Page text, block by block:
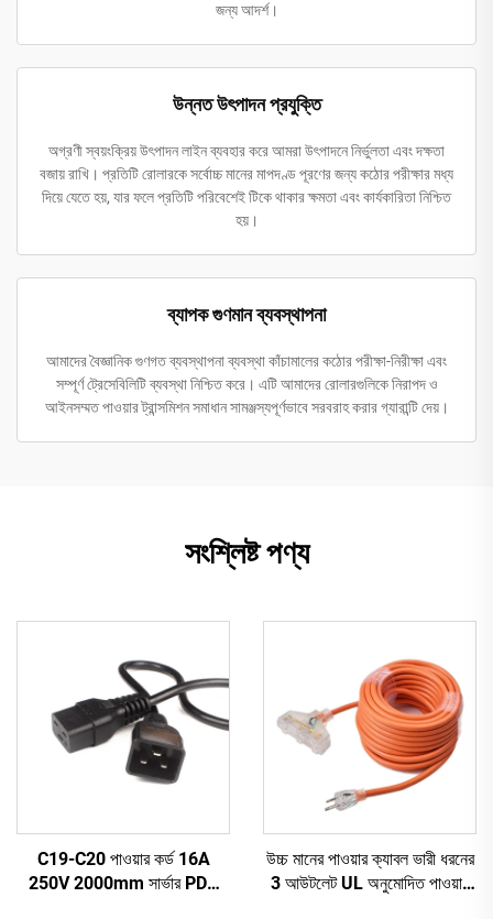
জন্য আদর্শ।
উন্নত উৎপাদন প্রযুক্তি
অগ্রণী স্বয়ংক্রিয় উৎপাদন লাইন ব্যবহার করে আমরা উৎপাদনে নির্ভুলতা এবং দক্ষতা
বজায় রাখি। প্রতিটি রোলারকে সর্বোচ্চ মানের মাপদণ্ড পূরণের জন্য কঠোর পরীক্ষার মধ্য
দিয়ে যেতে হয়, যার ফলে প্রতিটি পরিবেশেই টিকে থাকার ক্ষমতা এবং কার্যকারিতা নিশ্চিত
হয়।
ব্যাপক গুণমান ব্যবস্থাপনা
আমাদের বৈজ্ঞানিক গুণগত ব্যবস্থাপনা ব্যবস্থা কাঁচামালের কঠোর পরীক্ষা-নিরীক্ষা এবং
সম্পূর্ণ ট্রেসেবিলিটি ব্যবস্থা নিশ্চিত করে। এটি আমাদের রোলারগুলিকে নিরাপদ ও
আইনসম্মত পাওয়ার ট্রান্সমিশন সমাধান সামঞ্জস্যপূর্ণভাবে সরবরাহ করার গ্যারান্টি দেয়।
সংশ্লিষ্ট পণ্য
C19-C20 পাওয়ার কর্ড 16A
250V 2000mm সার্ভার PDU
উচ্চ মানের পাওয়ার ক্যাবল ভারী ধরনের
3 আউটলেট UL অনুমোদিত পাওয়ার